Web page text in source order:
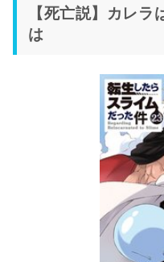
【死亡説】カレ
は